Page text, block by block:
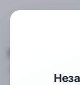
Гудзики